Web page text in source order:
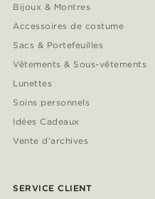
Bijoux & Montres
Accessoires de costume
Sacs & Portefeuilles
Vêtements & Sous-vêtements
Lunettes
Soins personnels
Idées Cadeaux
Vente d'archives
SERVICE CLIENT